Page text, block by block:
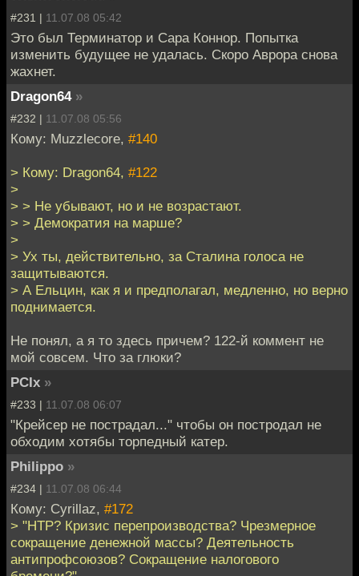
#231 | 11.07.08 05:42
Это был Терминатор и Сара Коннор. Попытка
изменить будущее не удалась. Скоро Аврора снова
жахнет.
Dragon64 »
#232 | 11.07.08 05:56
Кому: Muzzlecore, #140
> Кому: Dragon64, #122
>
> > Не убывают, но и не возрастают.
> > Демократия на марше?
>
> Ух ты, действительно, за Сталина голоса не
защитываются.
> А Ельцин, как я и предполагал, медленно, но верно
поднимается.
Не понял, а я то здесь причем? 122-й коммент не
мой совсем. Что за глюки?
PCIx »
#233 | 11.07.08 06:07
"Крейсер не пострадал..." чтобы он постродал не
обходим хотябы торпедный катер.
Philippo »
#234 | 11.07.08 06:44
Кому: Cyrillaz, #172
> "НТР? Кризис перепроизводства? Чрезмерное
сокращение денежной массы? Деятельность
антипрофсоюзов? Сокращение налогового